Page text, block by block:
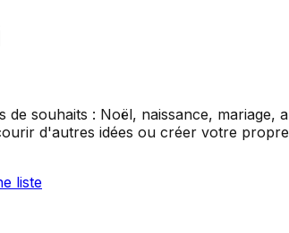
souhaits : Noël, naissance,
d'autres idées ou créer votre
liste